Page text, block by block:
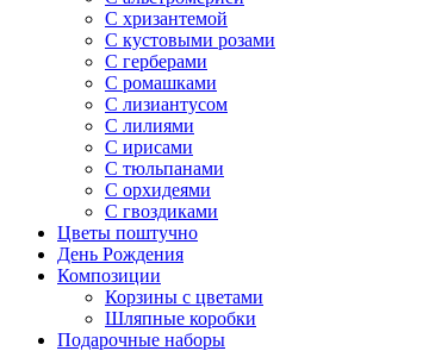
С хризантемой
С кустовыми розами
С герберами
С ромашками
С лизиантусом
С лилиями
С ирисами
С тюльпанами
С орхидеями
С гвоздиками
Цветы поштучно
День Рождения
Композиции
Корзины с цветами
Шляпные коробки
Подарочные наборы